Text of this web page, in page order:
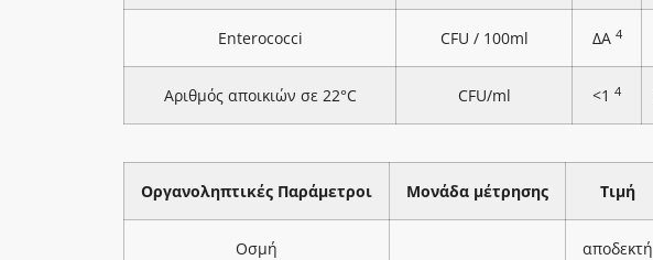
Enterococci CFU / 100ml ΔΑ 4
Αριθμός αποικιών σε 22°C CFU/ml <1 4
Οργανοληπτικές Παράμετροι Μονάδα μέτρησης Τιμή
Οσμή αποδεκτή